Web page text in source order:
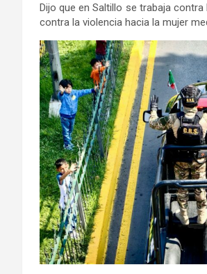
Dijo que en Saltillo se trabaja
contra la violencia hacia la mujer